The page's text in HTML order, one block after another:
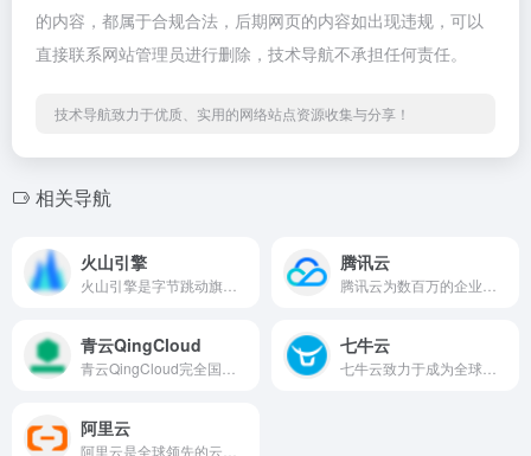
的内容，都属于合规合法，后期网页的内容如出现违规，可以
直接联系网站管理员进行删除，技术导航不承担任何责任。
技术导航致力于优质、实用的网络站点资源收集与分享！
相关导航
火山引擎 腾讯云
青云QingCloud 七牛云
阿里云